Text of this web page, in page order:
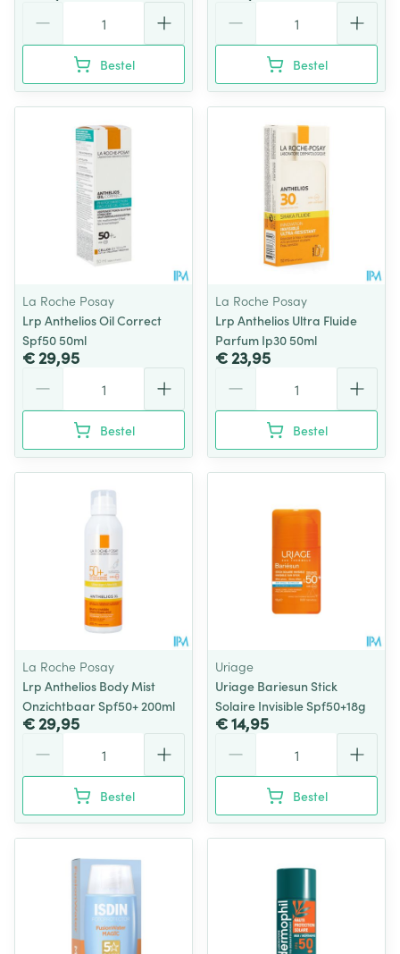
Bestel Bestel
La Roche Posay
Lrp Anthelios Oil Correct
Spf50 50ml
€ 29,95
Bestel
La Roche Posay
Lrp Anthelios Ultra Fluide
Parfum Ip30 50ml
€ 23,95
Bestel
La Roche Posay
Lrp Anthelios Body Mist
Onzichtbaar Spf50+ 200ml
€ 29,95
Bestel
Uriage
Uriage Bariesun Stick
Solaire Invisible Spf50+18g
€ 14,95
Bestel